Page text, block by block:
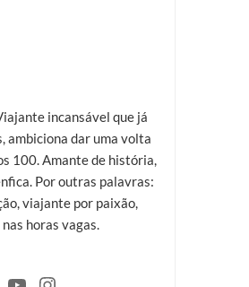
incansável que já
ambiciona dar uma volta
100. Amante de história,
Por outras palavras:
viajante por paixão,
horas vagas.